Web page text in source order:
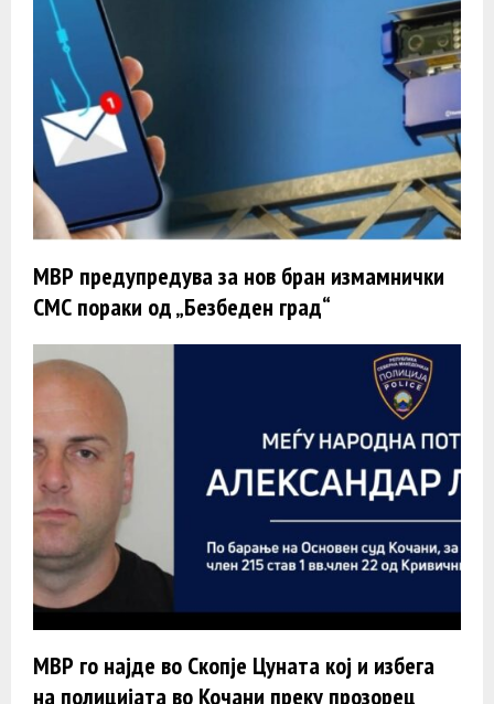
МВР предупредува за нов бран измамнички
СМС пораки од „Безбеден град“
МВР го најде во Скопје Цуната кој и избега
на полицијата во Кочани преку прозорец